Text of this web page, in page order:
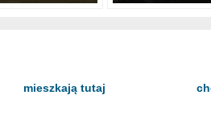
mieszkają tutaj